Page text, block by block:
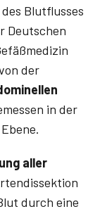
Blutflusses
Deutschen
der
in der
aller
durch eine